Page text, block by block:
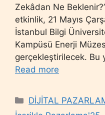
Zekâdan Ne
etkinlik, 21 Mayıs
İstanbul Bilgi
Kampüsü Enerji
gerçekleştirilecek. Bu
Read more
Categories
DİJİTAL